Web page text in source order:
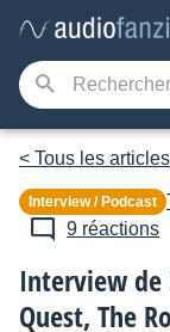
< Tous les articles
Interview / Podcast
9 réactions
Interview de
Quest, The